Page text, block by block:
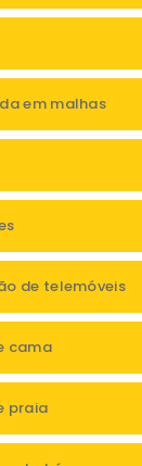
em malhas
de telemóveis
cama
praia